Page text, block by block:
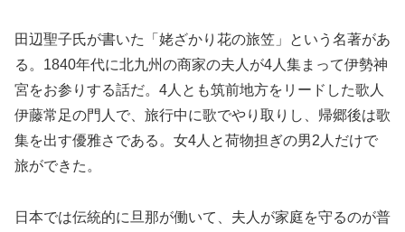
田辺聖子氏が書いた「姥ざかり花の旅笠」という名著があ
る。1840年代に北九州の商家の夫人が4人集まって伊勢神
宮をお参りする話だ。4人とも筑前地方をリードした歌人
伊藤常足の門人で、旅行中に歌でやり取りし、帰郷後は歌
集を出す優雅さである。女4人と荷物担ぎの男2人だけで
旅ができた。
日本では伝統的に旦那が働いて、夫人が家庭を守るのが普